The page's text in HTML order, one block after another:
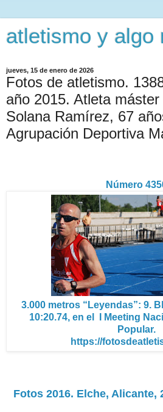
atletismo y algo
jueves, 15 de enero de 2026
Fotos de atletismo.
año 2015. Atleta
Solana Ramírez, 67
Agrupación Deportiva
Número 435
3.000 metros “Leyendas”: 9.
10:20.74, en el I Meeting
Popular.
https://
Fotos 2016. Elche, Alicante,